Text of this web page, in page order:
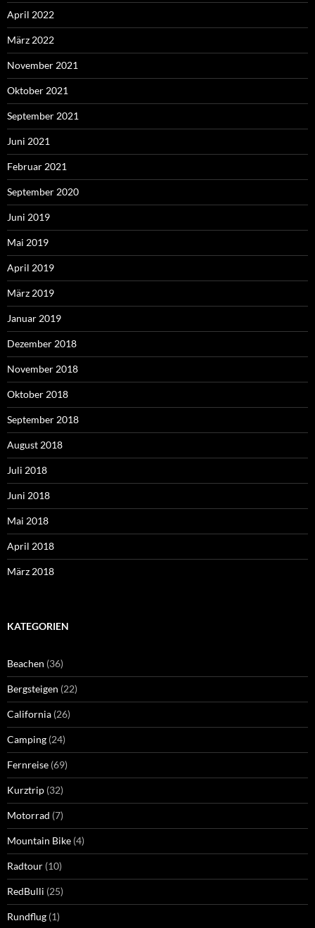
April 2022
März 2022
November 2021
Oktober 2021
September 2021
Juni 2021
Februar 2021
September 2020
Juni 2019
Mai 2019
April 2019
März 2019
Januar 2019
Dezember 2018
November 2018
Oktober 2018
September 2018
August 2018
Juli 2018
Juni 2018
Mai 2018
April 2018
März 2018
KATEGORIEN
Beachen (36)
Bergsteigen (22)
California (26)
Camping (24)
Fernreise (69)
Kurztrip (32)
Motorrad (7)
Mountain Bike (4)
Radtour (10)
RedBulli (25)
Rundflug (1)